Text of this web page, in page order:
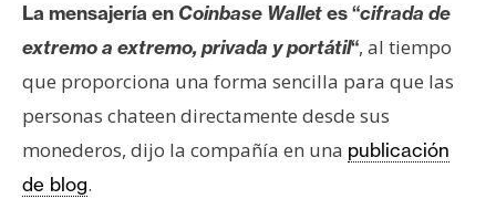
r
e
n
a
La mensajería en Coinbase Walletes “cifrada de
extremo a extremo, privada y portátil“, al tiempo
que proporciona una forma sencilla para que las
personas chateen directamente desde sus
monederos, dijo la compañía en una publicación
de blog.